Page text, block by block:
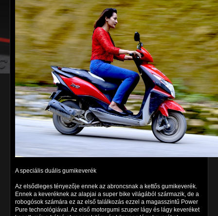
A speciális duális gumikeverék
Az elsődleges tényezője ennek az abroncsnak a kettős gumikeverék.
Ennek a keveréknek az alapjai a super bike világából származik, de a
robogósok számára ez az első találkozás ezzel a magasszintű Power
Pure technológiával. Az első motorgumi szuper lágy és lágy keveréket